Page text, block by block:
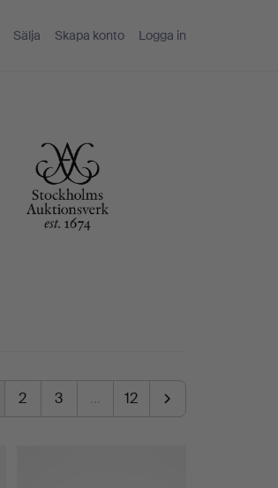
Sälja Skapa konto Logga in
2 3 … 12